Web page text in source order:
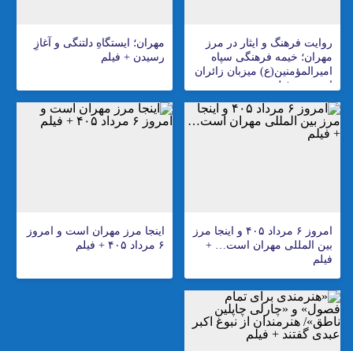
روایت فرهنگ و ایثار در مرز
مهران؛ خیمه فرهنگی سپاه
امیرالمؤمنین(ع) میزبان زائران
اربعین + فیلم
مهران؛ ایستگاهِ دلتنگی و آغازِ
رسیدن + فیلم
امروز ۶ مرداد ۴۰۵ و اینجا مرز
بین المللی مهران است… +
فیلم
اینجا مرز مهران است و امروز
۶ مرداد ۴۰۵ + فیلم